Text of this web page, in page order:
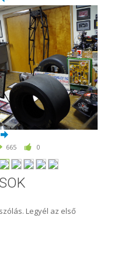
665 0
Legyél az első